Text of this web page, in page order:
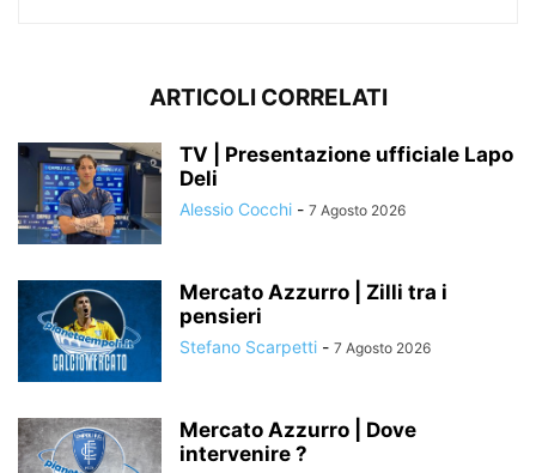
ARTICOLI CORRELATI
TV | Presentazione ufficiale Lapo
Deli
Alessio Cocchi - 7 Agosto 2026
Mercato Azzurro | Zilli tra i
pensieri
Stefano Scarpetti - 7 Agosto 2026
Mercato Azzurro | Dove
intervenire ?